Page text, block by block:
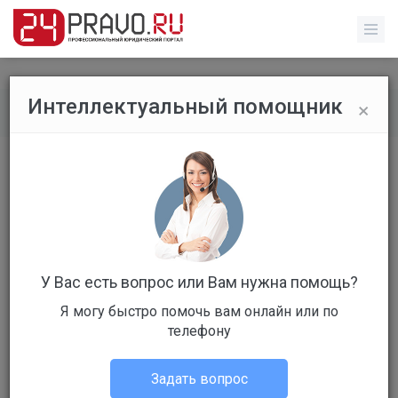
Обычные пользователи / Профиль пользователя ×
Интеллектуальный помощник
У Вас есть вопрос или Вам нужна помощь?
Я могу быстро помочь вам онлайн или по
телефону
Задать вопрос